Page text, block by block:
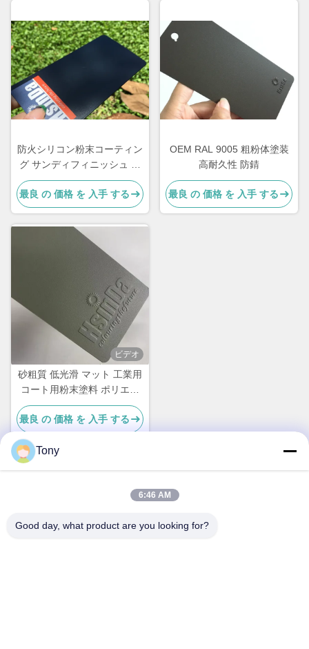
防火シリコン粉末コーティン
グ サンディフィニッシュ 黒
色 高熱分散
最良 の 価格 を 入手 する
OEM RAL 9005 粗粉体塗装
高耐久性 防錆
最良 の 価格 を 入手 する
ビデオ
砂粗質 低光滑 マット 工業用
コート用粉末塗料 ポリエス
テル
最良 の 価格 を 入手 する
アドレス
Tony
6:46 AM
Good day, what product are you looking for?